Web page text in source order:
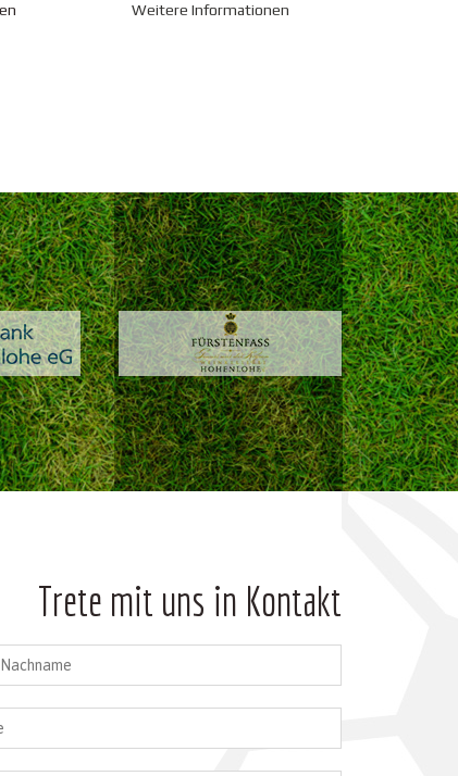
Weitere Informationen
Trete mit uns in Kontakt